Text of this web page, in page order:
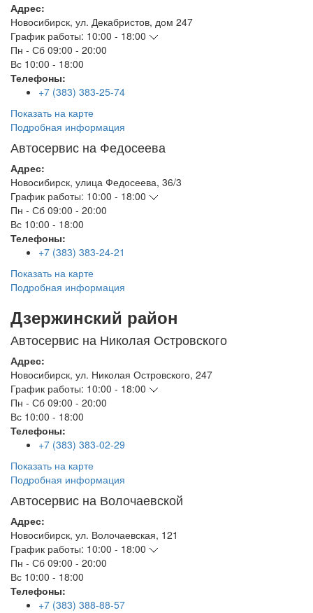
Адрес:
Новосибирск, ул. Декабристов, дом 247
График работы: 10:00 - 18:00
Пн - Сб 09:00 - 20:00
Вс 10:00 - 18:00
Телефоны:
+7 (383) 383-25-74
Показать на карте
Подробная информация
Автосервис на Федосеева
Адрес:
Новосибирск, улица Федосеева, 36/3
График работы: 10:00 - 18:00
Пн - Сб 09:00 - 20:00
Вс 10:00 - 18:00
Телефоны:
+7 (383) 383-24-21
Показать на карте
Подробная информация
Дзержинский район
Автосервис на Николая Островского
Адрес:
Новосибирск, ул. Николая Островского, 247
График работы: 10:00 - 18:00
Пн - Сб 09:00 - 20:00
Вс 10:00 - 18:00
Телефоны:
+7 (383) 383-02-29
Показать на карте
Подробная информация
Автосервис на Волочаевской
Адрес:
Новосибирск, ул. Волочаевская, 121
График работы: 10:00 - 18:00
Пн - Сб 09:00 - 20:00
Вс 10:00 - 18:00
Телефоны:
+7 (383) 388-88-57